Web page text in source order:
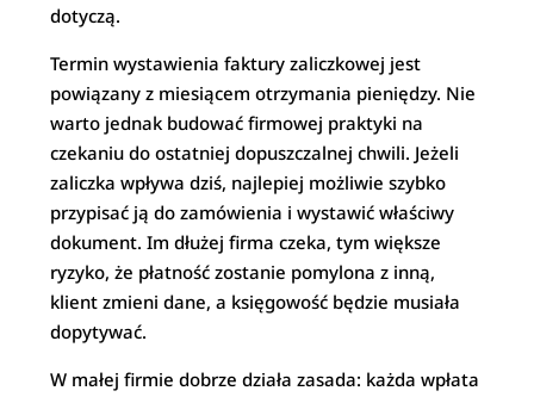
dotyczą.
Termin wystawienia faktury zaliczkowej jest
powiązany z miesiącem otrzymania pieniędzy. Nie
warto jednak budować firmowej praktyki na
czekaniu do ostatniej dopuszczalnej chwili. Jeżeli
zaliczka wpływa dziś, najlepiej możliwie szybko
przypisać ją do zamówienia i wystawić właściwy
dokument. Im dłużej firma czeka, tym większe
ryzyko, że płatność zostanie pomylona z inną,
klient zmieni dane, a księgowość będzie musiała
dopytywać.
W małej firmie dobrze działa zasada: każda wpłata